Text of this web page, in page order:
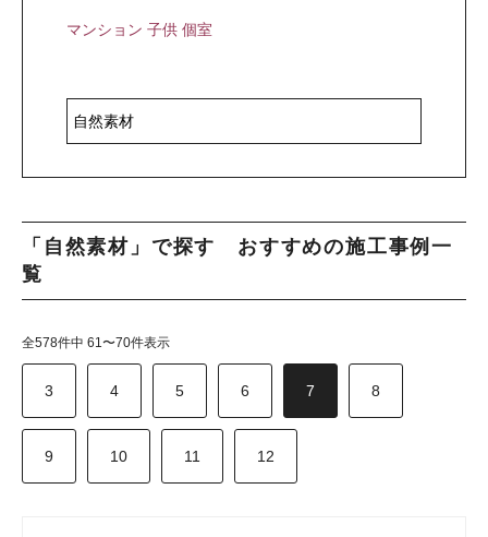
マンション 子供 個室
「自然素材」で探す おすすめの施工事例一
覧
全578件中 61〜70件表示
3 4 5 6 7 8
9 10 11 12